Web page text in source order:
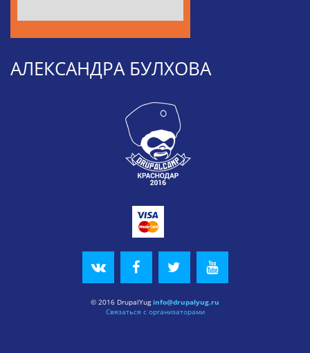
АЛЕКСАНДРА БУЛХОВА
© 2016 DrupalYuginfo@drupalyug.ru
Связаться с организаторами